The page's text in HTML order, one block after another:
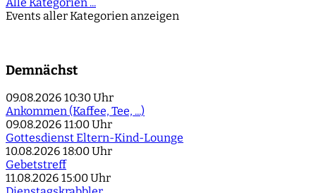
Events aller Kategorien anzeigen
Demnächst
09.08.2026 10:30 Uhr
Ankommen (Kaffee, Tee, ...)
09.08.2026 11:00 Uhr
Gottesdienst Eltern-Kind-Lounge
10.08.2026 18:00 Uhr
Gebetstreff
11.08.2026 15:00 Uhr